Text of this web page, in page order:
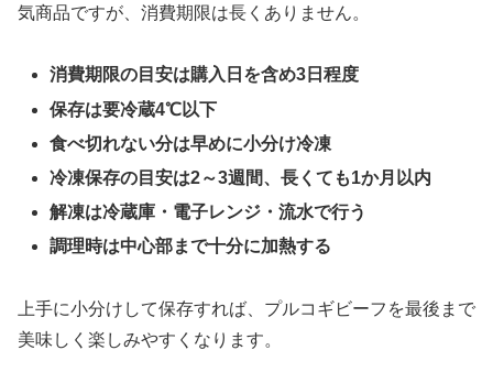
気商品ですが、消費期限は長くありません。
消費期限の目安は購入日を含め3日程度
保存は要冷蔵4℃以下
食べ切れない分は早めに小分け冷凍
冷凍保存の目安は2～3週間、長くても1か月以内
解凍は冷蔵庫・電子レンジ・流水で行う
調理時は中心部まで十分に加熱する
上手に小分けして保存すれば、プルコギビーフを最後まで
美味しく楽しみやすくなります。